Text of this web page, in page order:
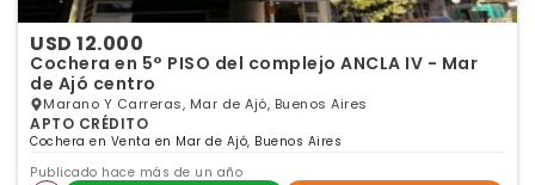
USD 12.000
Cochera en 5° PISO del complejo ANCLA IV - Mar
de Ajó centro
Marano Y Carreras, Mar de Ajó, Buenos Aires
APTO CRÉDITO
Cochera en Venta en Mar de Ajó, Buenos Aires
Publicado hace más de un año